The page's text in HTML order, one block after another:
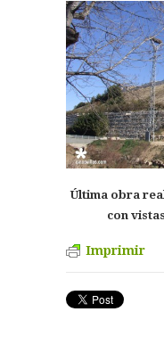
Última obra
con
Imprimir